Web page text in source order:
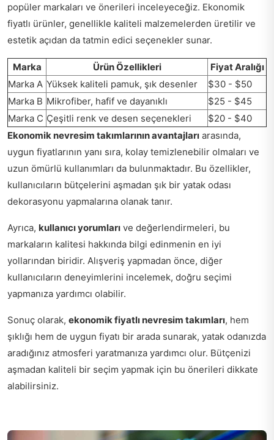
popüler markaları ve önerileri inceleyeceğiz. Ekonomik
fiyatlı ürünler, genellikle kaliteli malzemelerden üretilir ve
estetik açıdan da tatmin edici seçenekler sunar.
Marka Ürün Özellikleri
Fiyat Aralığı
Marka A Yüksek kaliteli pamuk, şık desenler
$30 - $50
Marka B Mikrofiber, hafif ve dayanıklı
$25 - $45
Marka C Çeşitli renk ve desen seçenekleri
$20 - $40
Ekonomik nevresim takımlarının avantajları arasında,
uygun fiyatlarının yanı sıra, kolay temizlenebilir olmaları ve
uzun ömürlü kullanımları da bulunmaktadır. Bu özellikler,
kullanıcıların bütçelerini aşmadan şık bir yatak odası
dekorasyonu yapmalarına olanak tanır.
Ayrıca, kullanıcı yorumları ve değerlendirmeleri, bu
markaların kalitesi hakkında bilgi edinmenin en iyi
yollarından biridir. Alışveriş yapmadan önce, diğer
kullanıcıların deneyimlerini incelemek, doğru seçimi
yapmanıza yardımcı olabilir.
Sonuç olarak, ekonomik fiyatlı nevresim takımları, hem
şıklığı hem de uygun fiyatı bir arada sunarak, yatak odanızda
aradığınız atmosferi yaratmanıza yardımcı olur. Bütçenizi
aşmadan kaliteli bir seçim yapmak için bu önerileri dikkate
alabilirsiniz.